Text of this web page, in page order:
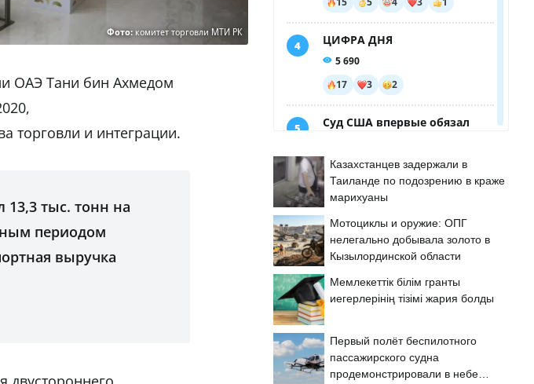
Фото: комитет торговли МТИ РК
ОАЭ Тани бин Ахмедом
торговли и интеграции.
13,3 тыс. тонн на
периодом
выручка
Казахстанцев задержали в
Таиланде по подозрению в краже
марихуаны
Мотоциклы и оружие: ОПГ
нелегально добывала золото в
Кызылординской области
Мемлекеттік білім гранты
иегерлерінің тізімі жария болды
Первый полёт беспилотного
пассажирского судна
продемонстрировали в небе